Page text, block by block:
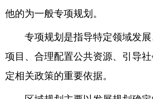
他的为一般专项规划。
专项规划是指导特定领域发展
项目、合理配置公共资源、引导
定相关政策的重要依据。